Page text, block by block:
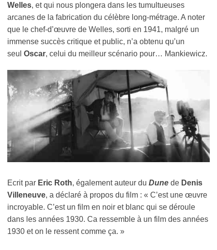
Welles, et qui nous plongera dans les tumultueuses
arcanes de la fabrication du célèbre long-métrage. A noter
que le chef-d’œuvre de Welles, sorti en 1941, malgré un
immense succès critique et public, n’a obtenu qu’un
seul Oscar, celui du meilleur scénario pour… Mankiewicz.
Ecrit par Eric Roth, également auteur du Dune de Denis
Villeneuve, a déclaré à propos du film : « C’est une œuvre
incroyable. C’est un film en noir et blanc qui se déroule
dans les années 1930. Ca ressemble à un film des années
1930 et on le ressent comme ça. »